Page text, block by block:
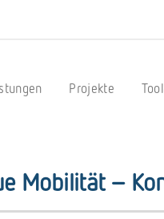
Projekte
Mobilität –